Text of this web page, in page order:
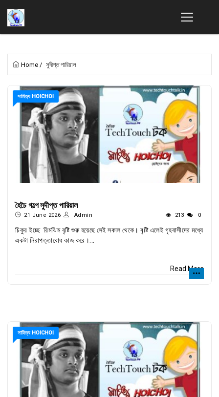
Home / সুদীপ্ত পারিয়াল
সাহিত্য HOICHOI
হৈচৈ গল্পে সুদীপ্ত পারিয়াল
21 June 2026 Admin 213 0
চিকুর ইচ্ছে রিমঝিম বৃষ্টি শুরু হয়েছে সেই সকাল থেকে। বৃষ্টি এলেই গৃহবাসীদের মধ্যে
একটা নিরাপত্তাবোধ কাজ করে।...
Read More
সাহিত্য HOICHOI